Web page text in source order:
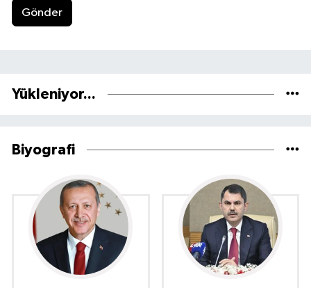
Gönder
Yükleniyor...
Biyografi